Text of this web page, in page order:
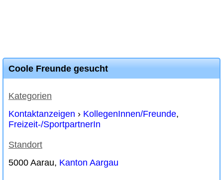
Coole Freunde gesucht
Kategorien
Kontaktanzeigen › KollegenInnen/Freunde,
Freizeit-/SportpartnerIn
Standort
5000 Aarau, Kanton Aargau